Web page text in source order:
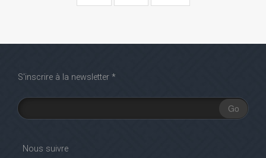
S'inscrire à la newsletter
Go
Nous suivre